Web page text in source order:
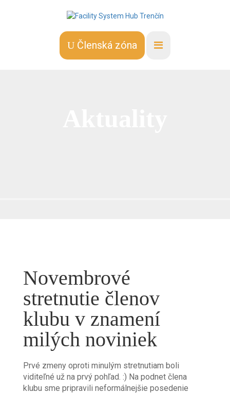
Členská zóna
Novembrové
stretnutie členov
klubu v znamení
milých noviniek
Prvé zmeny oproti minulým stretnutiam boli
viditeľné už na prvý pohľad. :) Na podnet člena
klubu sme pripravili neformálnejšie posedenie